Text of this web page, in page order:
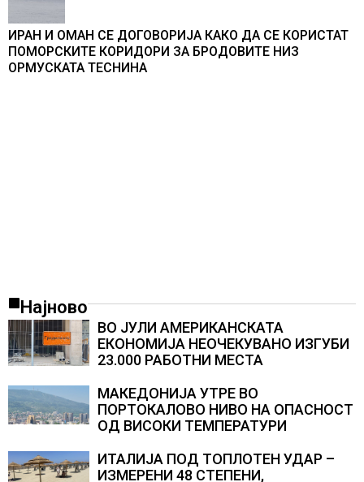
ИРАН И ОМАН СЕ ДОГОВОРИЈА КАКО ДА СЕ КОРИСТАТ
ПОМОРСКИТЕ КОРИДОРИ ЗА БРОДОВИТЕ НИЗ
ОРМУСКАТА ТЕСНИНА
Најново
ВО ЈУЛИ АМЕРИКАНСКАТА
ЕКОНОМИЈА НЕОЧЕКУВАНО ИЗГУБИ
23.000 РАБОТНИ МЕСТА
МАКЕДОНИЈА УТРЕ ВО
ПОРТОКАЛОВО НИВО НА ОПАСНОСТ
ОД ВИСОКИ ТЕМПЕРАТУРИ
ИТАЛИЈА ПОД ТОПЛОТЕН УДАР –
ИЗМЕРЕНИ 48 СТЕПЕНИ,